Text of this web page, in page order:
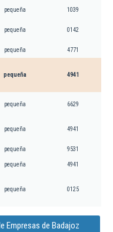
pequeña 1039
pequeña 0142
pequeña 4771
pequeña 4941
pequeña 6629
pequeña 4941
pequeña 9531
pequeña 4941
pequeña 0125
Empresas de Badajoz